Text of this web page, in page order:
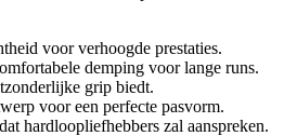
voor verhoogde prestaties.
demping voor lange runs.
grip biedt.
voor een perfecte pasvorm.
hardloopliefhebbers zal aanspreken.